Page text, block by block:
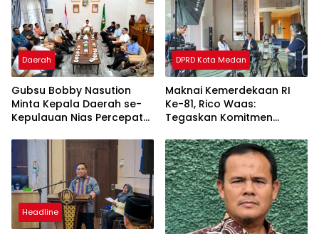
Daerah
Gubsu Bobby Nasution
Minta Kepala Daerah se-
Kepulauan Nias Percepat
DPRD Kota Medan
Maknai Kemerdekaan RI
Ke-81, Rico Waas:
Tegaskan Komitmen
Headline